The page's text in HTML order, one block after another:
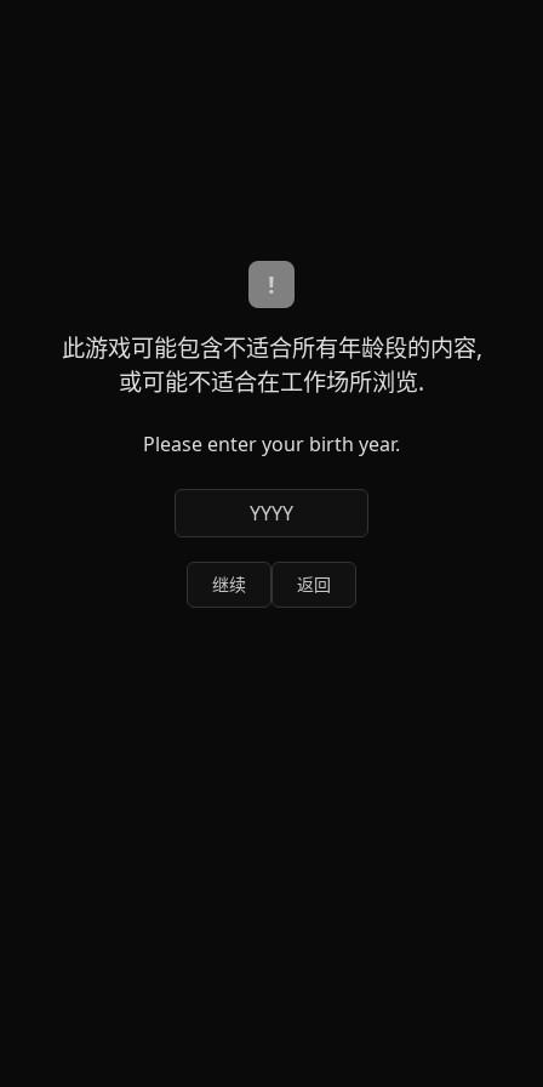
!
此游戏可能包含不适合所有年龄段的内容,
或可能不适合在工作场所浏览.
Please enter your birth year.
YYYY
继续 返回